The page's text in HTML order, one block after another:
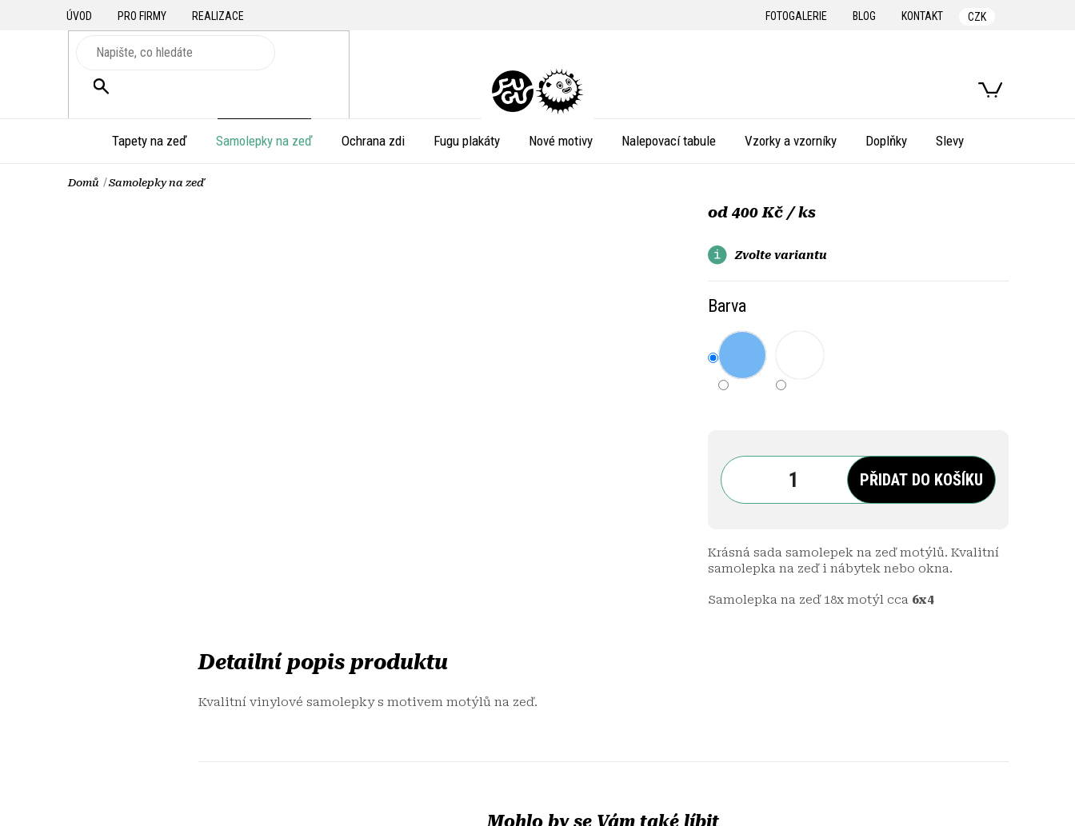
ÚVOD PRO FIRMY REALIZACE FOTOGALERIE BLOG KONTAKT CZK
NÁKUPNÍ
Tapety na zeď Samolepky na zeď Ochrana zdi Fugu plakáty Nové motivy Nalepovací tabule Vzorky a vzorníky Doplňky Slevy
Domů Samolepky na zeď
od 400 Kč / ks
Zvolte variantu
Barva
PŘIDAT DO KOŠÍKU
Krásná sada samolepek na zeď motýlů. Kvalitní
samolepka na zeď i nábytek nebo okna.
Samolepka na zeď 18x motýl cca 6x4
Detailní popis produktu
Kvalitní vinylové samolepky s motivem motýlů na zeď.